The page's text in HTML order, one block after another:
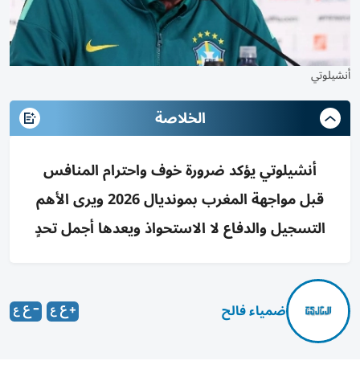
أنشيلوتي
الخلاصة
أنشيلوتي يؤكد ضرورة خوف واحترام المنافس
قبل مواجهة المغرب بمونديال 2026 ويرى الأهم
التسجيل والدفاع لا الاستحواذ ويعدها أجمل تحدٍ
ضمياء فالح